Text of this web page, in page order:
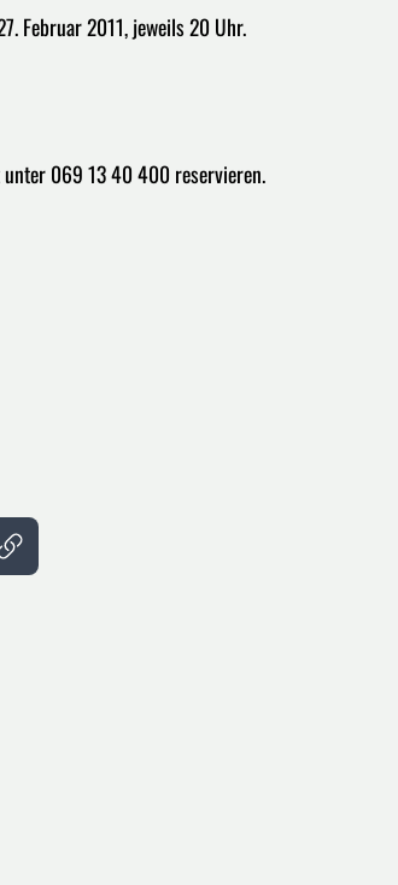
Februar 2011, jeweils 20 Uhr.
069 13 40 400 reservieren.